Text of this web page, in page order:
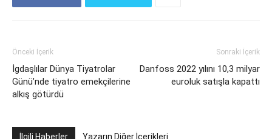
Önceki İçerik
İgdaşlılar Dünya Tiyatrolar
Günü’nde tiyatro emekçilerine
alkış götürdü
Sonraki İçerik
Danfoss 2022 yılını 10,3 milyar
euroluk satışla kapattı
İlgili Haberler Yazarın Diğer İçerikleri